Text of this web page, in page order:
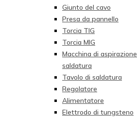
Giunto del cavo
Presa da pannello
Torcia TIG
Torcia MIG
Macchina di
saldatura
Tavolo di saldatura
Regolatore
Alimentatore
Elettrodo di tungsteno